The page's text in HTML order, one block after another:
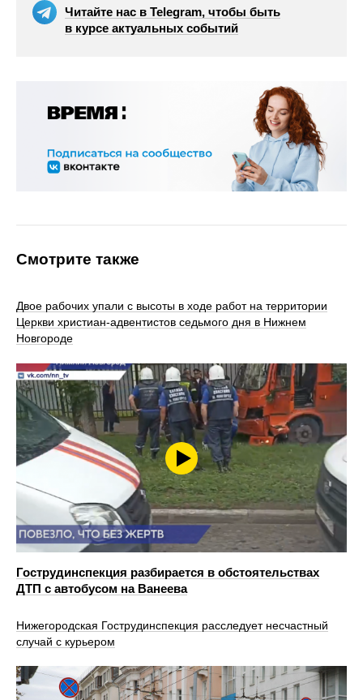
Читайте нас в Telegram, чтобы быть
в курсе актуальных событий
Смотрите также
Двое рабочих упали с высоты в ходе работ на территории
Церкви христиан‑адвентистов седьмого дня в Нижнем
Новгороде
Гострудинспекция разбирается в обстоятельствах
ДТП с автобусом на Ванеева
Нижегородская Гострудинспекция расследует несчастный
случай с курьером